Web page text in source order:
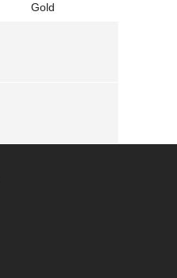
Gold